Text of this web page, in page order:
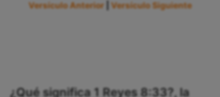
Versículo Anterior Versículo Siguiente
¿Qué significa 1 Reyes 8:33?, la